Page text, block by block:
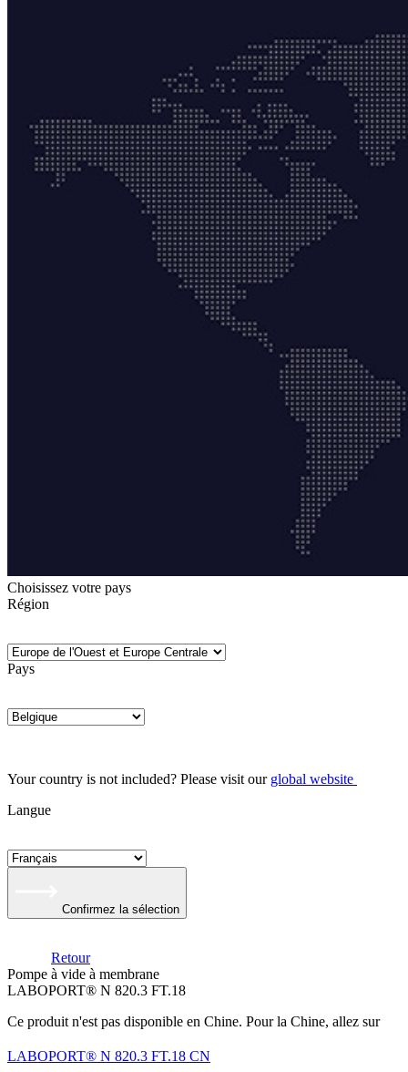
Choisissez votre pays
Région
Pays
Your country is not included? Please visit our global website
Langue
Confirmez la sélection
Retour
Pompe à vide à membrane
LABOPORT® N 820.3 FT.18
Ce produit n'est pas disponible en Chine. Pour la Chine, allez sur
LABOPORT® N 820.3 FT.18 CN